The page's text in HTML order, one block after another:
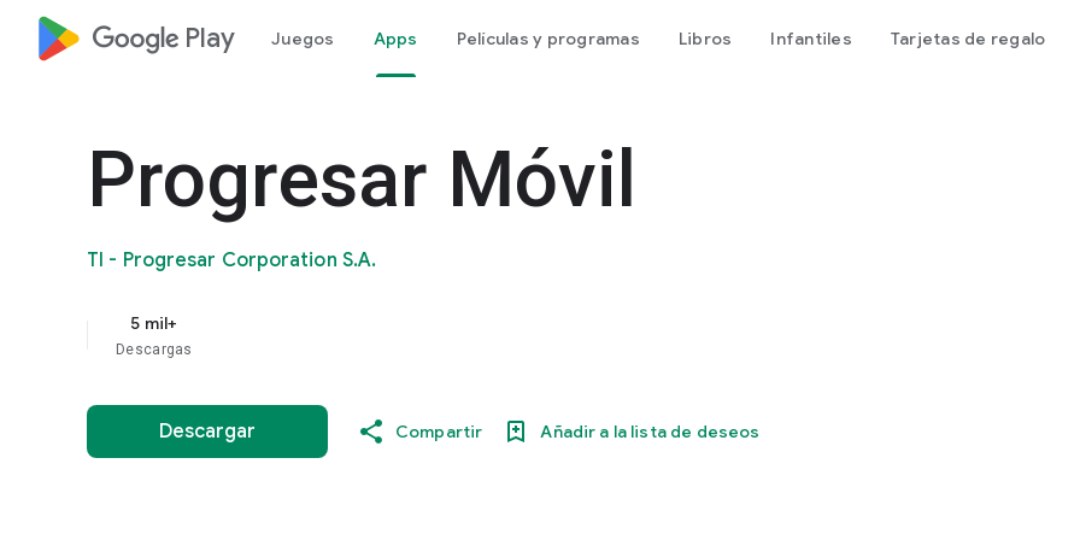
google_logo Play Juegos Apps Películas y programas Libros Infantiles Tarjetas de regalo
Progresar Móvil
TI - Progresar Corporation S.A.
5 mil+
Descargas
Descargar Compartir Añadir a la lista de deseos